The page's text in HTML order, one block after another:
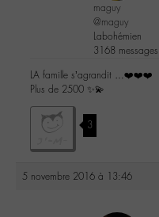
maguy
@maguy
Labohémien
3168 messages
LA famille s’agrandit …❤️❤️❤️
Plus de 2500 ✨💫
3
5 novembre 2016 à 13:46